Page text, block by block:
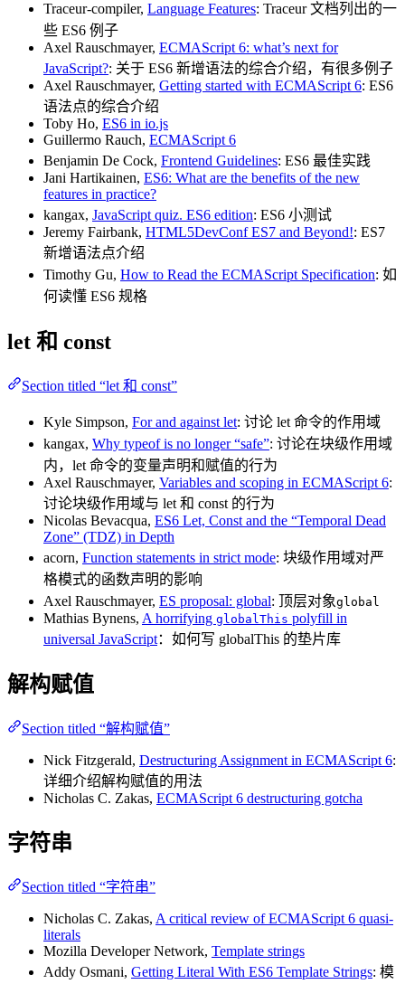
Traceur-compiler, Language Features: Traceur 文档列出的一
些 ES6 例子
Axel Rauschmayer, ECMAScript 6: what’s next for
JavaScript?: 关于 ES6 新增语法的综合介绍，有很多例子
Axel Rauschmayer, Getting started with ECMAScript 6: ES6
语法点的综合介绍
Toby Ho, ES6 in io.js
Guillermo Rauch, ECMAScript 6
Benjamin De Cock, Frontend Guidelines: ES6 最佳实践
Jani Hartikainen, ES6: What are the benefits of the new
features in practice?
kangax, JavaScript quiz. ES6 edition: ES6 小测试
Jeremy Fairbank, HTML5DevConf ES7 and Beyond!: ES7
新增语法点介绍
Timothy Gu, How to Read the ECMAScript Specification: 如
何读懂 ES6 规格
let 和 const
Section titled “let 和 const”
Kyle Simpson, For and against let: 讨论 let 命令的作用域
kangax, Why typeof is no longer “safe”: 讨论在块级作用域
内，let 命令的变量声明和赋值的行为
Axel Rauschmayer, Variables and scoping in ECMAScript 6:
讨论块级作用域与 let 和 const 的行为
Nicolas Bevacqua, ES6 Let, Const and the “Temporal Dead
Zone” (TDZ) in Depth
acorn, Function statements in strict mode: 块级作用域对严
格模式的函数声明的影响
Axel Rauschmayer, ES proposal: global: 顶层对象global
Mathias Bynens, A horrifying globalThis polyfill in
universal JavaScript：如何写 globalThis 的垫片库
解构赋值
Section titled “解构赋值”
Nick Fitzgerald, Destructuring Assignment in ECMAScript 6:
详细介绍解构赋值的用法
Nicholas C. Zakas, ECMAScript 6 destructuring gotcha
字符串
Section titled “字符串”
Nicholas C. Zakas, A critical review of ECMAScript 6 quasi-
literals
Mozilla Developer Network, Template strings
Addy Osmani, Getting Literal With ES6 Template Strings: 模